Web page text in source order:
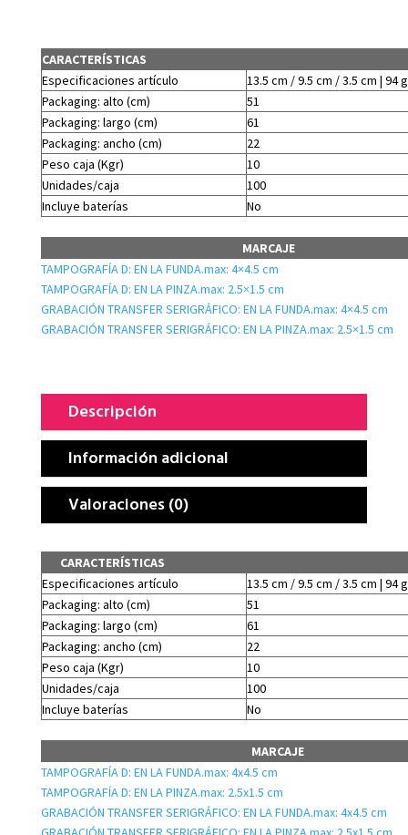
CARACTERÍSTICAS
Especificaciones artículo
13.5 cm / 9.5 cm / 3.5 cm | 94
Packaging: alto (cm)
51
Packaging: largo (cm)
61
Packaging: ancho (cm)
22
Peso caja (Kgr)
10
Unidades/caja
100
Incluye baterías
No
MARCAJE
TAMPOGRAFÍA D: EN LA FUNDA.max: 4×4.5 cm
TAMPOGRAFÍA D: EN LA PINZA.max: 2.5×1.5 cm
GRABACIÓN TRANSFER SERIGRÁFICO: EN LA FUNDA.max: 4×4.5 cm
GRABACIÓN TRANSFER SERIGRÁFICO: EN LA PINZA.max: 2.5×1.5 cm
Descripción
Información adicional
Valoraciones (0)
CARACTERÍSTICAS
Especificaciones artículo
13.5 cm / 9.5 cm / 3.5 cm | 94
Packaging: alto (cm)
51
Packaging: largo (cm)
61
Packaging: ancho (cm)
22
Peso caja (Kgr)
10
Unidades/caja
100
Incluye baterías
No
MARCAJE
TAMPOGRAFÍA D: EN LA FUNDA.max: 4x4.5 cm
TAMPOGRAFÍA D: EN LA PINZA.max: 2.5x1.5 cm
GRABACIÓN TRANSFER SERIGRÁFICO: EN LA FUNDA.max: 4x4.5 cm